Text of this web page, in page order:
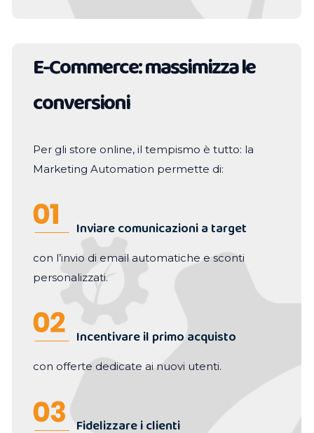
E-Commerce: massimizza le
conversioni
Per gli store online, il tempismo è tutto: la
Marketing Automation permette di:
Inviare comunicazioni a target
con l’invio di email automatiche e sconti
personalizzati.
Incentivare il primo acquisto
con offerte dedicate ai nuovi utenti.
Fidelizzare i clienti